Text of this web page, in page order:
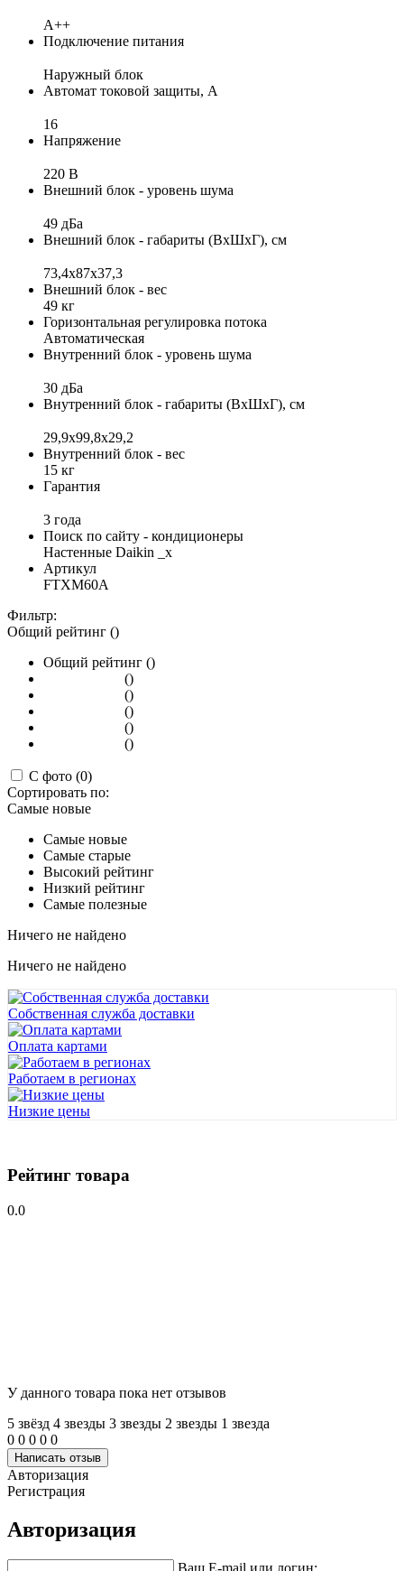
A++
Подключение питания
Наружный блок
Автомат токовой защиты, А
16
Напряжение
220 В
Внешний блок - уровень шума
49 дБа
Внешний блок - габариты (ВхШхГ), см
73,4х87х37,3
Внешний блок - вес
49 кг
Горизонтальная регулировка потока
Автоматическая
Внутренний блок - уровень шума
30 дБа
Внутренний блок - габариты (ВхШхГ), см
29,9x99,8x29,2
Внутренний блок - вес
15 кг
Гарантия
3 года
Поиск по сайту - кондиционеры
Настенные Daikin _x
Артикул
FTXM60A
Фильтр:
Общий рейтинг ()
Общий рейтинг ()
()
()
()
()
()
С фото (0)
Сортировать по:
Самые новые
Самые новые
Самые старые
Высокий рейтинг
Низкий рейтинг
Самые полезные
Ничего не найдено
Ничего не найдено
Собственная служба доставки
Оплата картами
Работаем в регионах
Низкие цены
Рейтинг товара
0.0
У данного товара пока нет отзывов
5 звёзд 4 звeзды 3 звeзды 2 звeзды 1 звeзда
0 0 0 0 0
Написать отзыв
Авторизация
Регистрация
Авторизация